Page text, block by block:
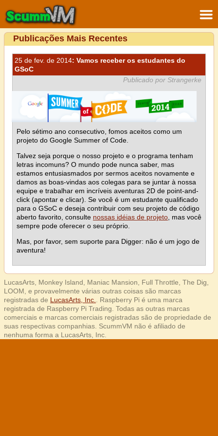
Publicações Mais Recentes
25 de fev. de 2014: Vamos receber os estudantes do
GSoC
Publicado por Strangerke
Pelo sétimo ano consecutivo, fomos aceitos como um
projeto do Google Summer of Code.
Talvez seja porque o nosso projeto e o programa tenham
letras incomuns? O mundo pode nunca saber, mas
estamos entusiasmados por sermos aceitos novamente e
damos as boas-vindas aos colegas para se juntar à nossa
equipe e trabalhar em incríveis aventuras 2D de point-and-
click (apontar e clicar). Se você é um estudante qualificado
para o GSoC e deseja contribuir com seu projeto de código
aberto favorito, consulte nossas idéias de projeto , mas você
sempre pode oferecer o seu próprio.
Mas, por favor, sem suporte para Digger: não é um jogo de
aventura!
LucasArts, Monkey Island, Maniac Mansion, Full Throttle, The Dig,
LOOM, e provavelmente várias outras coisas são marcas
registradas de LucasArts, Inc.
. Raspberry Pi é uma marca
registrada de Raspberry Pi Trading. Todas as outras marcas
comerciais e marcas comerciais registradas são de propriedade de
suas respectivas companhias. ScummVM não é afiliado de
nenhuma forma a LucasArts, Inc.